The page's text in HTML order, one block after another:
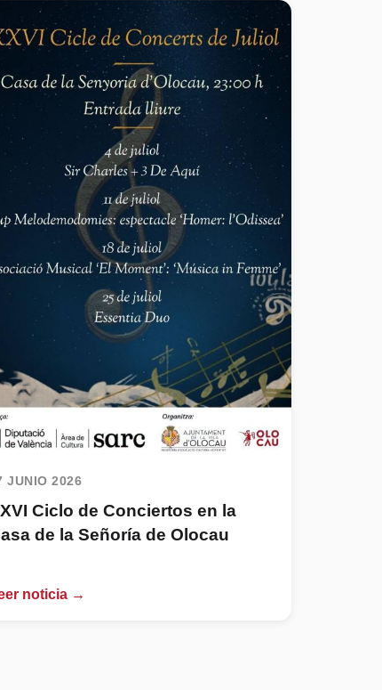
JUNIO 2026
Ciclo de Conciertos en la
de la Señoría de Olocau
noticia →